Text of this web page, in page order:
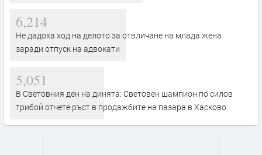
6,214
Не дадоха ход на делото за отвличане на млада жена
заради отпуск на адвокати
5,051
В Световния ден на динята: Световен шампион по силов
трибой отчете ръст в продажбите на пазара в Хасково